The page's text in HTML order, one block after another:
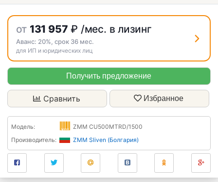
от 131 957 ₽ /мес. в лизинг
Аванс: 20% , срок 36мес.
для ИП и юридических лиц
Получить предложение
Сравнить Избранное
Модель:
ZMM CU500MTRD/1500
Производитель:
ZMM Sliven (Болгария)